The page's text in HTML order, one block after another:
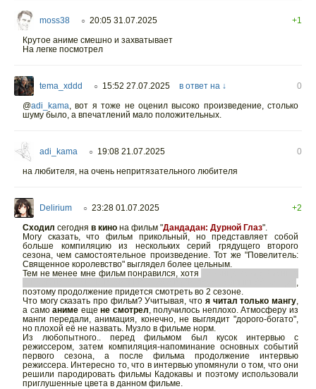
moss38 ○ 20:05 31.07.2025
+1
Крутое аниме смешно и захватывает
На легке посмотрел
tema_xddd ○ 15:52 27.07.2025 в ответ на ↓
0
@adi_kama, вот я тоже не оценил высоко произведение, столько
шуму было, а впечатлений мало положительных.
adi_kama ○ 19:08 21.07.2025
0
на любителя, на очень непритязательного любителя
Delirium ○ 23:28 01.07.2025
+2
Сходил сегодня в кино на фильм "Дандадан: Дурной Глаз".
Могу сказать, что фильм прикольный, но представляет собой
больше компиляцию из нескольких серий грядущего второго
сезона, чем самостоятельное произведение. Тот же "Повелитель:
Священное королевство" выглядел более цельным.
Тем не менее мне фильм понравился, хотя
,
поэтому продолжение придется смотреть во 2 сезоне.
Что могу сказать про фильм? Учитывая, что я читал только мангу,
а самоаниме ещене смотрел, получилось неплохо. Атмосферу из
манги передали, анимация, конечно, не выглядит "дорого-богато",
но плохой её не назвать. Музло в фильме норм.
Из любопытного.. перед фильмом был кусок интервью с
режиссером, затем компиляция-напоминание основных событий
первого сезона, а после фильма продолжение интервью
режиссера. Интересно то, что в интервью упомянули о том, что они
решили пародировать фильмы Кадокавы и поэтому использовали
приглушенные цвета в данном фильме.